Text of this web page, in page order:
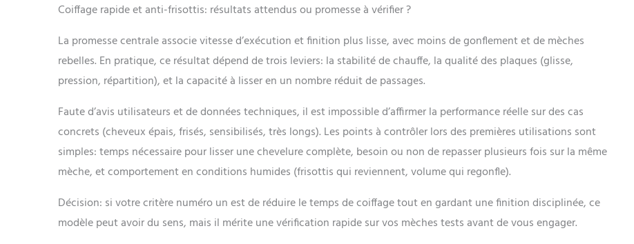
Coiffage rapide et anti-frisottis: résultats attendus ou promesse à vérifier ?
La promesse centrale associe vitesse d’exécution et finition plus lisse, avec moins de gonflement et de mèches
rebelles. En pratique, ce résultat dépend de trois leviers: la stabilité de chauffe, la qualité des plaques (glisse,
pression, répartition), et la capacité à lisser en un nombre réduit de passages.
Faute d’avis utilisateurs et de données techniques, il est impossible d’affirmer la performance réelle sur des cas
concrets (cheveux épais, frisés, sensibilisés, très longs). Les points à contrôler lors des premières utilisations sont
simples: temps nécessaire pour lisser une chevelure complète, besoin ou non de repasser plusieurs fois sur la même
mèche, et comportement en conditions humides (frisottis qui reviennent, volume qui regonfle).
Décision: si votre critère numéro un est de réduire le temps de coiffage tout en gardant une finition disciplinée, ce
modèle peut avoir du sens, mais il mérite une vérification rapide sur vos mèches tests avant de vous engager.